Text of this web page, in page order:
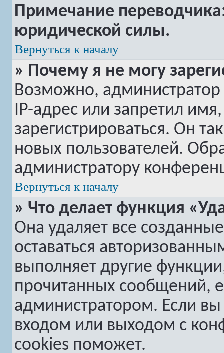
Примечание
юридической силы.
Вернуться к началу
» Почему я не могу
Возможно,
IP-адрес или запретил
зарегистрироваться. Он
новых пользователей.
администратору
Вернуться к началу
» Что делает функция
Она удаляет все
оставаться
выполняет другие
прочитанных сообщений,
администратором. Если
входом или выходом с
cookies поможет.